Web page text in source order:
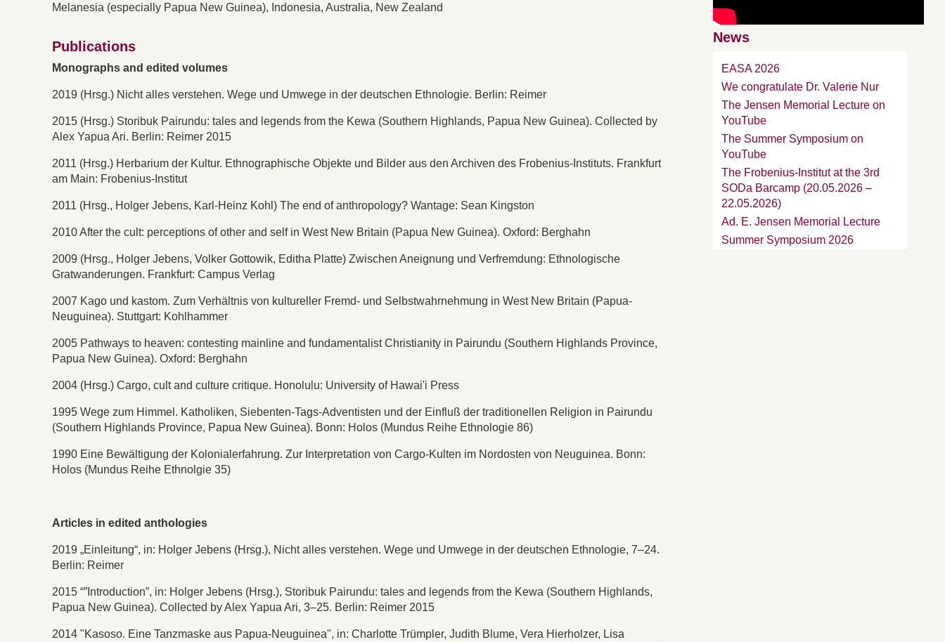
Melanesia (especially Papua New Guinea), Indonesia, Australia, New Zealand
Publications
Monographs and edited volumes
2019 (Hrsg.) Nicht alles verstehen. Wege und Umwege in der deutschen Ethnologie. Berlin: Reimer
2015 (Hrsg.) Storibuk Pairundu: tales and legends from the Kewa (Southern Highlands, Papua New Guinea). Collected by
Alex Yapua Ari. Berlin: Reimer 2015
2011 (Hrsg.) Herbarium der Kultur. Ethnographische Objekte und Bilder aus den Archiven des Frobenius-Instituts. Frankfurt
am Main: Frobenius-Institut
2011 (Hrsg., Holger Jebens, Karl-Heinz Kohl) The end of anthropology? Wantage: Sean Kingston
2010 After the cult: perceptions of other and self in West New Britain (Papua New Guinea). Oxford: Berghahn
2009 (Hrsg., Holger Jebens, Volker Gottowik, Editha Platte) Zwischen Aneignung und Verfremdung: Ethnologische
Gratwanderungen. Frankfurt: Campus Verlag
2007 Kago und kastom. Zum Verhältnis von kultureller Fremd- und Selbstwahrnehmung in West New Britain (Papua-
Neuguinea). Stuttgart: Kohlhammer
2005 Pathways to heaven: contesting mainline and fundamentalist Christianity in Pairundu (Southern Highlands Province,
Papua New Guinea). Oxford: Berghahn
2004 (Hrsg.) Cargo, cult and culture critique. Honolulu: University of Hawai'i Press
1995 Wege zum Himmel. Katholiken, Siebenten-Tags-Adventisten und der Einfluß der traditionellen Religion in Pairundu
(Southern Highlands Province, Papua New Guinea). Bonn: Holos (Mundus Reihe Ethnologie 86)
1990 Eine Bewältigung der Kolonialerfahrung. Zur Interpretation von Cargo-Kulten im Nordosten von Neuguinea. Bonn:
Holos (Mundus Reihe Ethnolgie 35)
Articles in edited anthologies
2019 „Einleitung“, in: Holger Jebens (Hrsg.), Nicht alles verstehen. Wege und Umwege in der deutschen Ethnologie, 7–24.
Berlin: Reimer
2015 “”Introduction”, in: Holger Jebens (Hrsg.), Storibuk Pairundu: tales and legends from the Kewa (Southern Highlands,
Papua New Guinea). Collected by Alex Yapua Ari, 3–25. Berlin: Reimer 2015
2014 "Kasoso. Eine Tanzmaske aus Papua-Neuguinea", in: Charlotte Trümpler, Judith Blume, Vera Hierholzer, Lisa
News
EASA 2026
We congratulate Dr. Valerie Nur
The Jensen Memorial Lecture on
YouTube
The Summer Symposium on
YouTube
The Frobenius-Institut at the 3rd
SODa Barcamp (20.05.2026 –
22.05.2026)
Ad. E. Jensen Memorial Lecture
Summer Symposium 2026